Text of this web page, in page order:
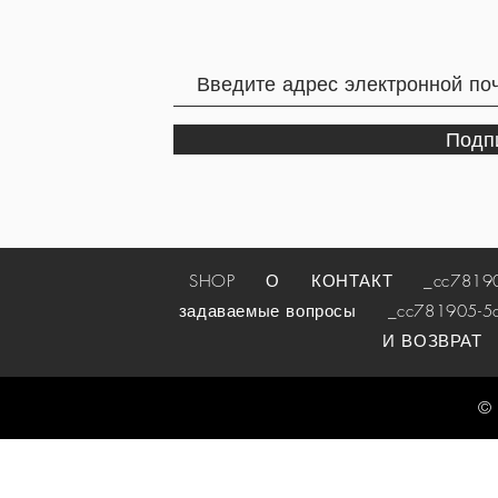
SHOP О КОНТАКТ
задаваемые вопросы _cc781905-
И ВОЗВРАТ
©